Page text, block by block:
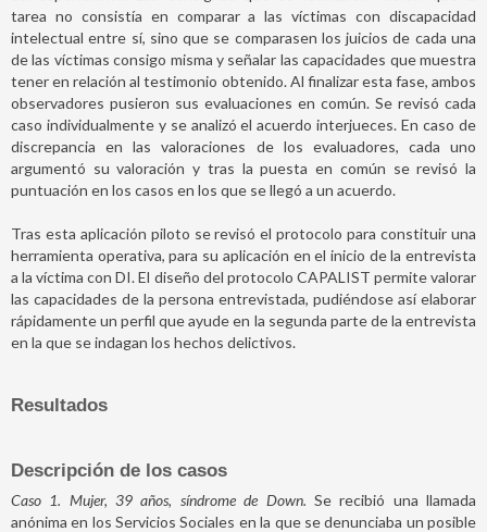
tarea no consistía en comparar a las víctimas con discapacidad
intelectual entre sí, sino que se comparasen los juicios de cada una
de las víctimas consigo misma y señalar las capacidades que muestra
tener en relación al testimonio obtenido. Al finalizar esta fase, ambos
observadores pusieron sus evaluaciones en común. Se revisó cada
caso individualmente y se analizó el acuerdo interjueces. En caso de
discrepancia en las valoraciones de los evaluadores, cada uno
argumentó su valoración y tras la puesta en común se revisó la
puntuación en los casos en los que se llegó a un acuerdo.
Tras esta aplicación piloto se revisó el protocolo para constituir una
herramienta operativa, para su aplicación en el inicio de la entrevista
a la víctima con DI. El diseño del protocolo CAPALIST permite valorar
las capacidades de la persona entrevistada, pudiéndose así elaborar
rápidamente un perfil que ayude en la segunda parte de la entrevista
en la que se indagan los hechos delictivos.
Resultados
Descripción de los casos
Caso 1. Mujer, 39 años, síndrome de Down. Se recibió una llamada
anónima en los Servicios Sociales en la que se denunciaba un posible